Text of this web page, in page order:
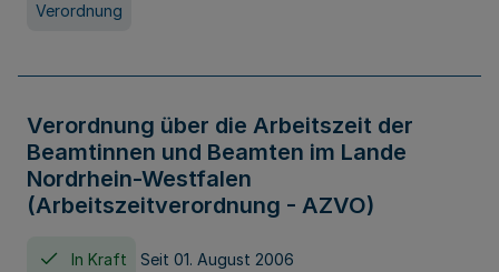
Verordnung
Verordnung über die Arbeitszeit der
Beamtinnen und Beamten im Lande
Nordrhein-Westfalen
(Arbeitszeitverordnung - AZVO)
In Kraft Seit 01. August 2006